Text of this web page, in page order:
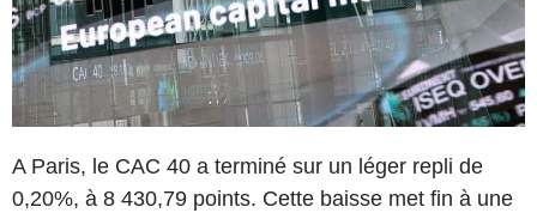
A Paris, le CAC 40 a terminé sur un léger repli de
0,20%, à 8 430,79 points. Cette baisse met fin à une